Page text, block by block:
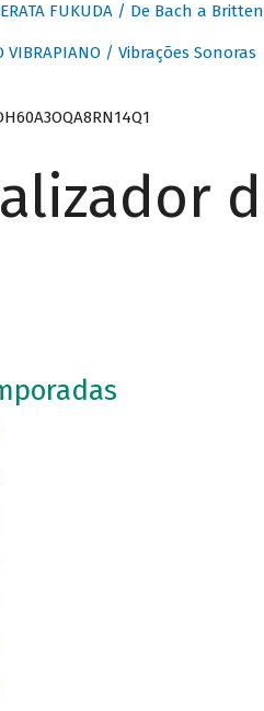
FUKUDA / De Bach a
VIBRAPIANO / Vibrações Sonoras